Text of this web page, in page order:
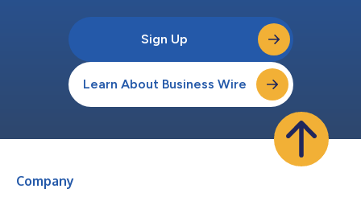
Sign Up
Learn About Business Wire
Company